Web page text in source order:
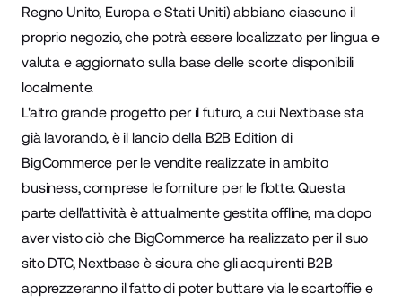
Regno Unito, Europa e Stati Uniti) abbiano ciascuno il
proprio negozio, che potrà essere localizzato per lingua e
valuta e aggiornato sulla base delle scorte disponibili
localmente.
L'altro grande progetto per il futuro, a cui Nextbase sta
già lavorando, è il lancio della B2B Edition di
BigCommerce per le vendite realizzate in ambito
business, comprese le forniture per le flotte. Questa
parte dell'attività è attualmente gestita offline, ma dopo
aver visto ciò che BigCommerce ha realizzato per il suo
sito DTC, Nextbase è sicura che gli acquirenti B2B
apprezzeranno il fatto di poter buttare via le scartoffie e